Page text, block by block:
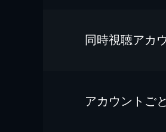
同時視聴アカ
アカウントご